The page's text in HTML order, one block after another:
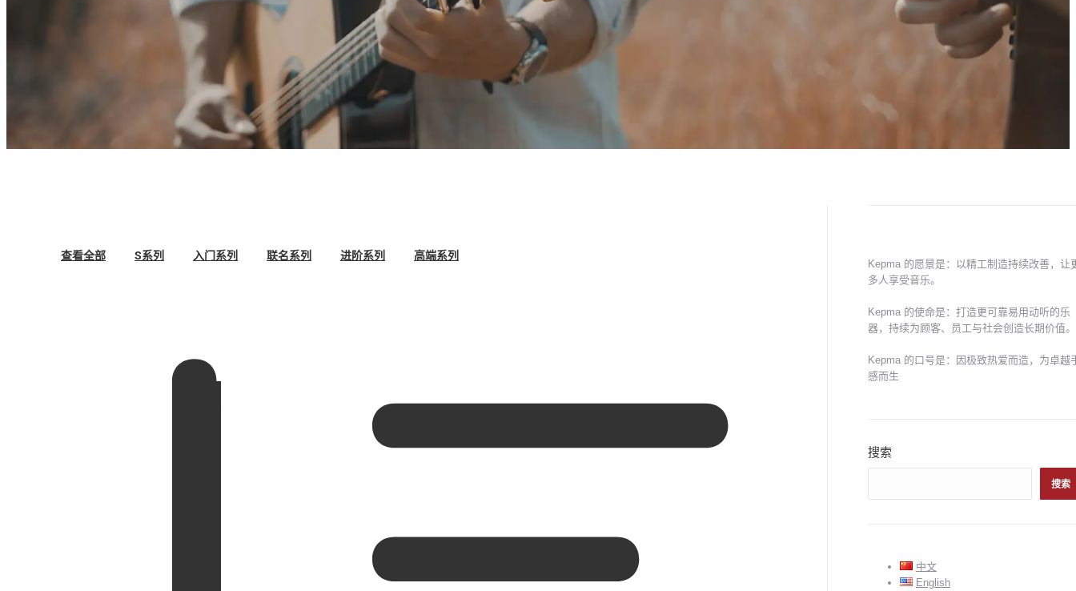
查看全部 S系列 入门系列 联名系列 进阶系列 高端系列
Kepma 的愿景是：以精工制造持续改善，让
多人享受音乐。
Kepma 的使命是：打造更可靠易用动听的乐
器，持续为顾客、员工与社会创造长期价值。
Kepma 的口号是：因极致热爱而造，为卓越
感而生
搜索
搜索
中文
English